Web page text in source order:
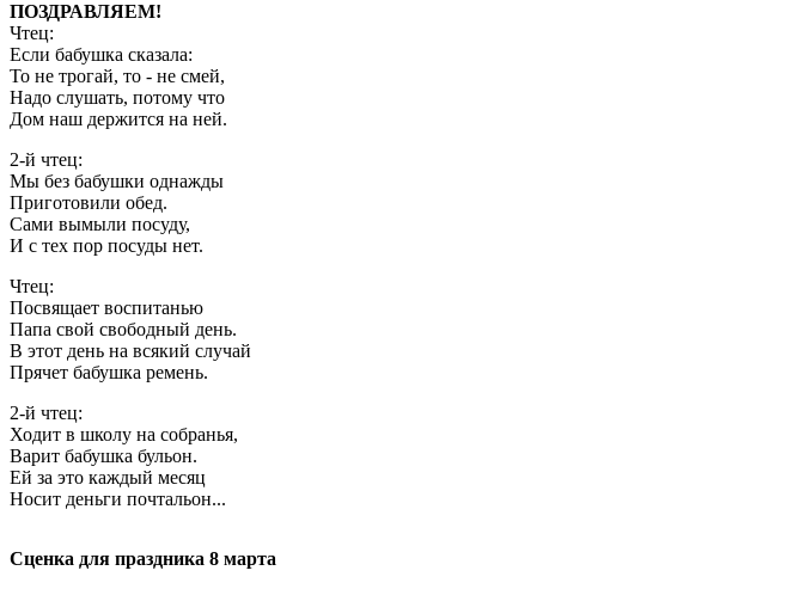
ПОЗДРАВЛЯЕМ!
Чтец:
Если бабушка сказала:
То не трогай, то - не смей,
Надо слушать, потому что
Дом наш держится на ней.
2-й чтец:
Мы без бабушки однажды
Приготовили обед.
Сами вымыли посуду,
И с тех пор посуды нет.
Чтец:
Посвящает воспитанью
Папа свой свободный день.
В этот день на всякий случай
Прячет бабушка ремень.
2-й чтец:
Ходит в школу на собранья,
Варит бабушка бульон.
Ей за это каждый месяц
Носит деньги почтальон...
Сценка для праздника 8 марта